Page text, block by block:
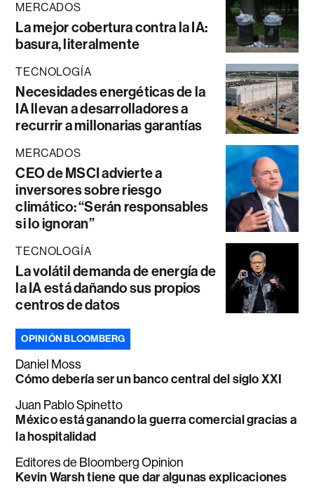
MERCADOS
La mejor cobertura contra la IA:
basura, literalmente
TECNOLOGÍA
Necesidades energéticas de la
IA llevan a desarrolladores a
recurrir a millonarias garantías
MERCADOS
CEO de MSCI advierte a
inversores sobre riesgo
climático: “Serán responsables
si lo ignoran”
TECNOLOGÍA
La volátil demanda de energía de
la IA está dañando sus propios
centros de datos
OPINIÓN BLOOMBERG
Daniel Moss
Cómo debería ser un banco central del siglo XXI
Juan Pablo Spinetto
México está ganando la guerra comercial gracias a
la hospitalidad
Editores de Bloomberg Opinion
Kevin Warsh tiene que dar algunas explicaciones